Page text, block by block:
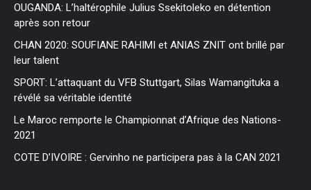
OUGANDA: L’haltérophile Julius Ssekitoleko en détention
après son retour
CHAN 2020: SOUFIANE RAHIMI et ANIAS ZNIT ont brillé par
leur talent
SPORT: L’attaquant du VFB Stuttgart, Silas Wamangituka a
révélé sa véritable identité
Le Maroc remporte le Championnat d’Afrique des Nations-
2021
COTE D’IVOIRE : Gervinho ne participera pas à la CAN 2021